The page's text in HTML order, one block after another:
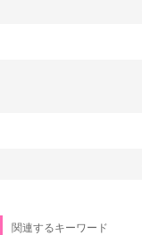
関連するキーワード